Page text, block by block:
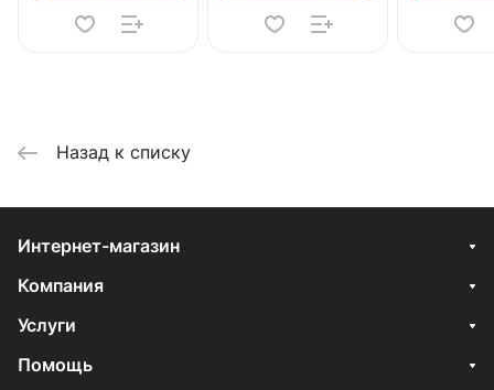
Назад к списку
Интернет-магазин
Компания
Услуги
Помощь